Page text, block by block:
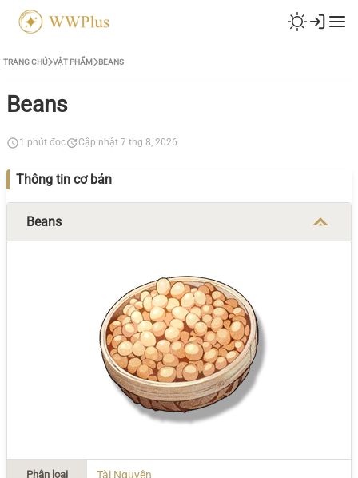
TRANG CHỦ VẬT PHẨM BEANS
Beans
1 phút đọc Cập nhật 7 thg 8, 2026
Thông tin cơ bản
Beans
Phân loại Tài Nguyên